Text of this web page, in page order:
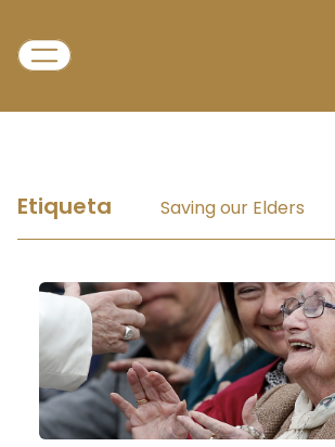
Etiqueta Saving our Elders